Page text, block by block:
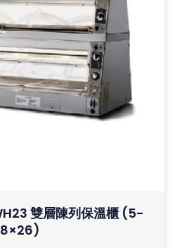
雙層陳列保溫櫃 (5-